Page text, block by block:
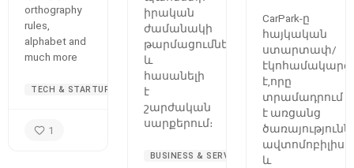
orthography
rules,
alphabet and
much more
TECH & STARTUPS
1
իրական
ժամանակի
թարմացումներ
և
հասանելի
է
շարժական
սարքերում։
BUSINESS & SERVICES
մեծ
համար
CarPark-ը
հայկական
ստարտափ/
էկոհամակարգ
է,որը
տրամադրում
է առցանց
և